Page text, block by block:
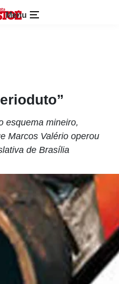
Menu
esquema mineiro,
Marcos Valério operou
de Brasília